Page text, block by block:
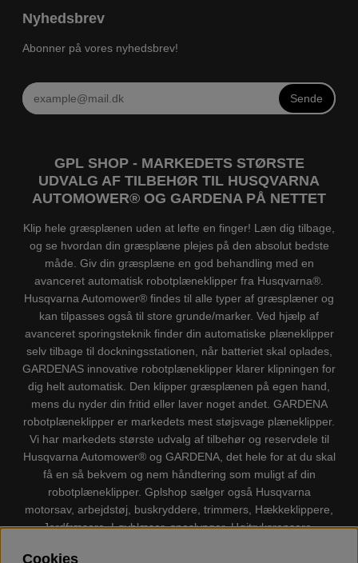
Nyhedsbrev
Abonner på vores nyhedsbrev!
Sende
GPL SHOP - MARKEDETS STØRSTE
UDVALG AF TILBEHØR TIL HUSQVARNA
AUTOMOWER® OG GARDENA PÅ NETTET
Klip hele græsplænen uden at løfte en finger! Læn dig tilbage,
og se hvordan din græsplæne plejes på den absolut bedste
måde. Giv din græsplæne en god behandling med en
avanceret automatisk robotplæneklipper fra Husqvarna®.
Husqvarna Automower® findes til alle typer af græsplæner og
kan tilpasses også til store grunde/marker. Ved hjælp af
avanceret sporingsteknik finder din automatiske plæneklipper
selv tilbage til dockningsstationen, når batteriet skal oplades,
GARDENAS innovative robotplæneklipper klarer klipningen for
dig helt automatisk. Den klipper græsplænen på egen hand,
mens du nyder din fritid eller laver noget andet. GARDENA
robotplæneklipper er markedets mest støjsvage plæneklipper.
Vi har markedets største udvalg af tilbehør og reservdele til
Husqvarna Automower® og GARDENA, det hele for at du skal
få en så bekvem og nem håndtering som muligt af din
robotplæneklipper. Gplshop sælger også Husqvarna
motorsav, arbejdstøj, buskryddere, trimmers, Hækkeklippere,
Jordfræsere, Løvblæser, sneslynger, Højtryksrensere,
Cookies